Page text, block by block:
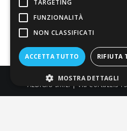
Pagamenti sicuri
ALDIGIÙ S.R.L. | Via Cortazzis
TARGETING
FUNZIONALITÀ
NON CLASSIFICATI
ACCETTA TUTTO RIFIUTA
MOSTRA DETTAGLI